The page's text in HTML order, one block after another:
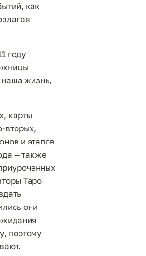
как
году
наша жизнь,
карты
вторых,
и этапов
— также
Таро
они
поэтому